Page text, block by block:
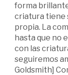
forma
criatura tiene
propia. La
hasta que no
con las
seguiremos
Goldsmith]